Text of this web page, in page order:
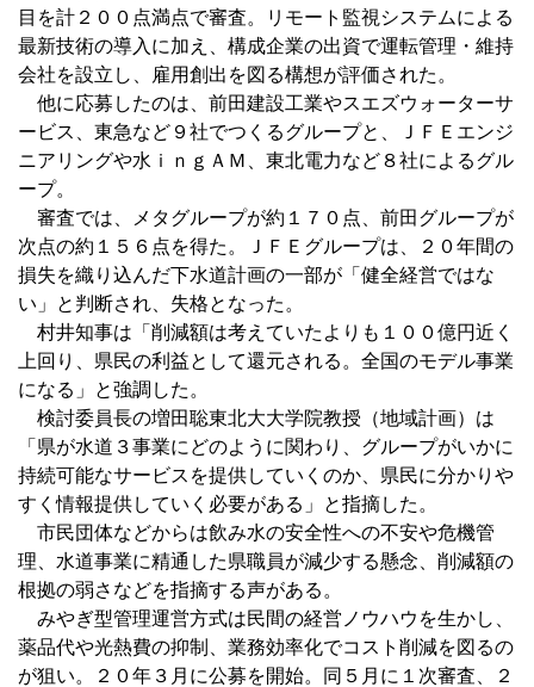
目を計２００点満点で審査。リモート監視システムによる
最新技術の導入に加え、構成企業の出資で運転管理・維持
会社を設立し、雇用創出を図る構想が評価された。
他に応募したのは、前田建設工業やスエズウォーターサ
ービス、東急など９社でつくるグループと、ＪＦＥエンジ
ニアリングや水ｉｎｇＡＭ、東北電力など８社によるグル
ープ。
審査では、メタグループが約１７０点、前田グループが
次点の約１５６点を得た。ＪＦＥグループは、２０年間の
損失を織り込んだ下水道計画の一部が「健全経営ではな
い」と判断され、失格となった。
村井知事は「削減額は考えていたよりも１００億円近く
上回り、県民の利益として還元される。全国のモデル事業
になる」と強調した。
検討委員長の増田聡東北大大学院教授（地域計画）は
「県が水道３事業にどのように関わり、グループがいかに
持続可能なサービスを提供していくのか、県民に分かりや
すく情報提供していく必要がある」と指摘した。
市民団体などからは飲み水の安全性への不安や危機管
理、水道事業に精通した県職員が減少する懸念、削減額の
根拠の弱さなどを指摘する声がある。
みやぎ型管理運営方式は民間の経営ノウハウを生かし、
薬品代や光熱費の抑制、業務効率化でコスト削減を図るの
が狙い。２０年３月に公募を開始。同５月に１次審査、２